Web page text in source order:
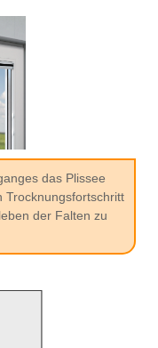
das Plissee
Trocknungsfortschritt
der Falten zu